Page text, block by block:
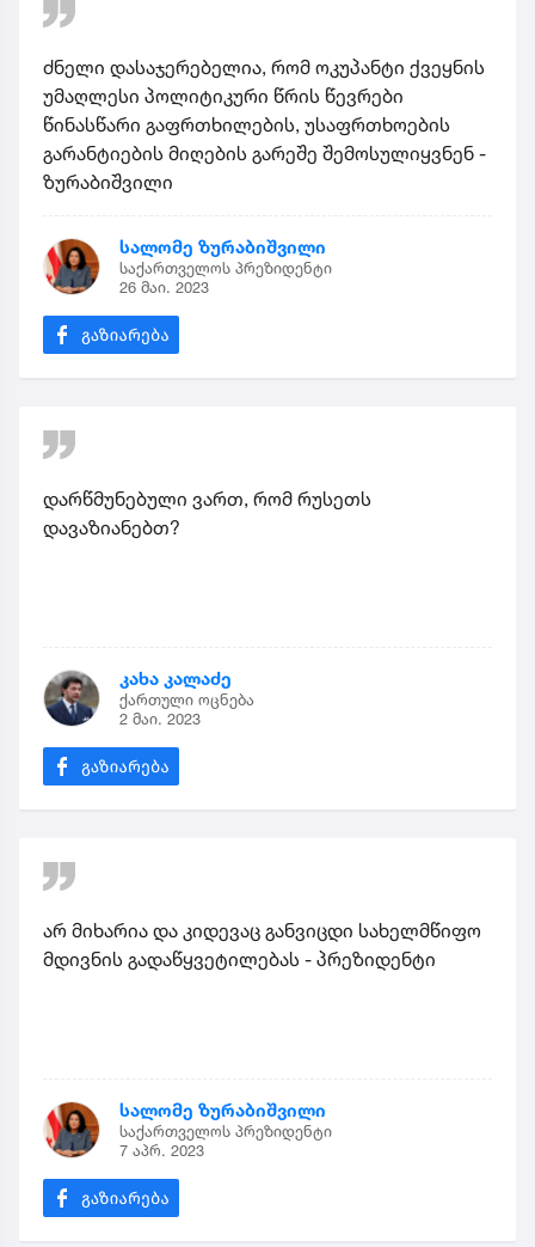
ძნელი დასაჯერებელია, რომ ოკუპანტი ქვეყნის
უმაღლესი პოლიტიკური წრის წევრები
წინასწარი გაფრთხილების, უსაფრთხოების
გარანტიების მიღების გარეშე შემოსულიყვნენ -
ზურაბიშვილი
სალომე ზურაბიშვილი
საქართველოს პრეზიდენტი
26 მაი. 2023
დარწმუნებული ვართ, რომ რუსეთს
დავაზიანებთ?
კახა კალაძე
ქართული ოცნება
2 მაი. 2023
არ მიხარია და კიდევაც განვიცდი სახელმწიფო
მდივნის გადაწყვეტილებას - პრეზიდენტი
სალომე ზურაბიშვილი
საქართველოს პრეზიდენტი
7 აპრ. 2023